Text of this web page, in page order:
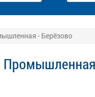
- Берёзово